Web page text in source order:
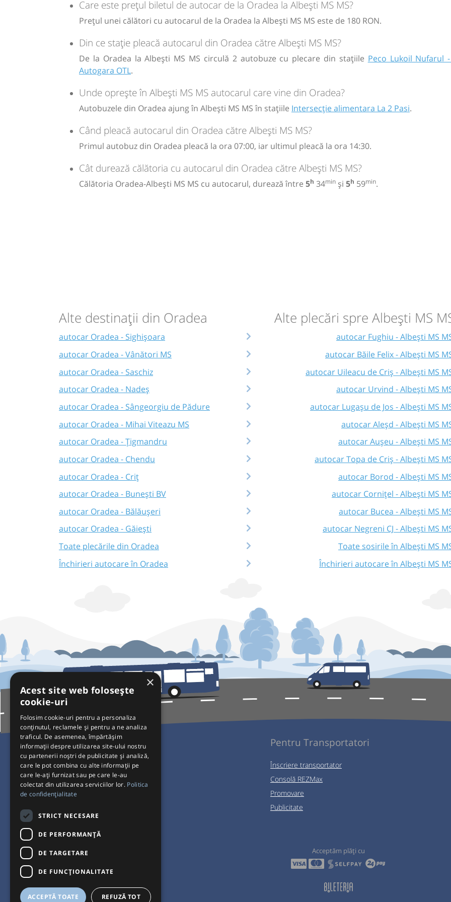
5 59 L MM V S D
180lei Cumpărăbilet
Sursa: Trans Olteanu Tour SRL | Ultima actualizare:06/2026
5 34min
L MM V S D
180lei Cumpărăbilet
Sursa: Trans Olteanu Tour SRL
Care este prețul biletul de autocar de la Oradea la Albești MS MS?
Prețul unei călători cu autocarul de la Oradea la Albești MS MS este de 180 RON.
Din ce stație pleacă autocarul din Oradea către Albești MS MS?
De la Oradea la Albești MS MS circulă 2 autobuze cu plecare din stațiile Peco Lukoil Nufarul
Autogara OTL.
Unde oprește în Albești MS MS autocarul care vine din Oradea?
Autobuzele din Oradea ajung în Albești MS MS în stațiile Intersecție alimentara La 2 Pasi.
Când pleacă autocarul din Oradea către Albești MS MS?
Primul autobuz din Oradea pleacă la ora 07:00, iar ultimul pleacă la ora 14:30.
Cât durează călătoria cu autocarul din Oradea către Albești MS MS?
Călătoria Oradea-Albești MS MS cu autocarul, durează între 5h 34min și 5h 59min.
Alte destinații din Oradea
autocar Oradea - Sighișoara
autocar Oradea - Vânători MS
autocar Oradea - Saschiz
autocar Oradea - Nadeș
autocar Oradea - Sângeorgiu de Pădure
autocar Oradea - Mihai Viteazu MS
autocar Oradea - Țigmandru
autocar Oradea - Chendu
autocar Oradea - Criț
autocar Oradea - Bunești BV
autocar Oradea - Bălăușeri
autocar Oradea - Găieşti
Toate plecările din Oradea
Închirieri autocare în Oradea
Alte plecări spre Albești MS
autocar Fughiu - Albești MS
autocar Băile Felix - Albești MS
autocar Uileacu de Criș - Albești MS
autocar Urvind - Albești MS
autocar Lugașu de Jos - Albești MS
autocar Aleșd - Albești MS
autocar Aușeu - Albești MS
autocar Topa de Criș - Albești MS
autocar Borod - Albești MS
autocar Cornițel - Albești MS
autocar Bucea - Albești MS
autocar Negreni CJ - Albești MS
Toate sosirile în Albești MS
Închirieri autocare în Albești MS
Pentru Călători
Curse autobuz
Plecări/Sosiri
Setări de cookie-uri
Pentru Transportatori
Înscriere transportator
Consolă REZMax
Promovare
Publicitate
Acceptăm plăți cu
×
Acest site web folosește
cookie-uri
Folosim cookie-uri pentru a personaliza
conținutul, reclamele și pentru a ne analiza
traficul. De asemenea, împărtășim
informații despre utilizarea site-ului nostru
cu partenerii noștri de publicitate și analiză,
care le pot combina cu alte informații pe
care le-ați furnizat sau pe care le-au
colectat din utilizarea serviciilor lor. Politica
de confidențialitate
STRICT NECESARE
DE PERFORMANȚĂ
DE TARGETARE
DE FUNCŢIONALITATE
ACCEPTĂ TOATE REFUZĂ TOT